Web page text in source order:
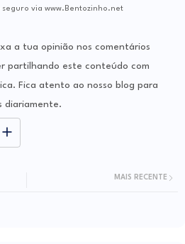
via www.Bentozinho.net
a tua opinião nos comentários
partilhando este conteúdo com
Fica atento ao nosso blog para
diariamente.
MAIS RECENTE